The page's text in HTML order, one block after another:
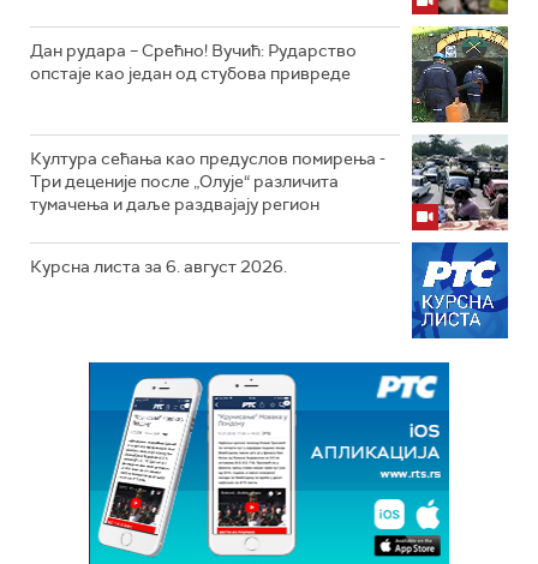
Дан рудара – Срећно! Вучић: Рударство
опстаје као један од стубова привреде
Култура сећања као предуслов помирења ­-
Три деценије после „Олује“ различита
тумачења и даље раздвајају регион
Курсна листа за 6. август 2026.